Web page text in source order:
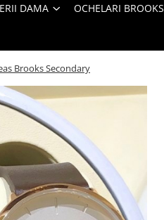
DAMA OCHELARI BROOKS
Brooks Secondary